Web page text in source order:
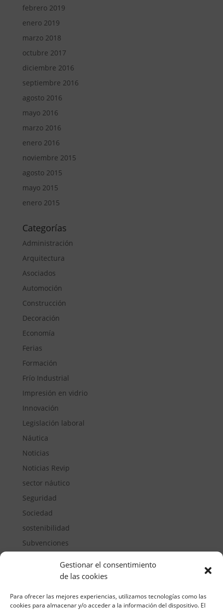
Gestionar el consentimiento
de las cookies
Para ofrecer las mejores experiencias, utilizamos tecnologías como las
cookies para almacenar y/o acceder a la información del dispositivo. El
febrero 2019
enero 2019
marzo 2018
octubre 2017
diciembre 2016
septiembre 2016
agosto 2016
mayo 2016
marzo 2016
enero 2016
noviembre 2015
agosto 2015
mayo 2015
enero 2015
Categorías
Administración
Arquitectura
Asociados
Automoción
Construcción
Decoración
Economía
Ferias
Formación
Frío Industrial
Impresión en vidrio
Innovación
Legislación laboral
Náutica
Noticias
Noticias Revip
sector náutico
Seguridad
Sociedad
sostenibilidad
Subvenciones